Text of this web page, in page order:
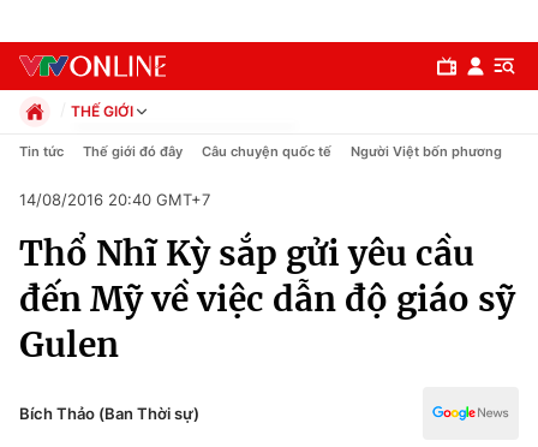
Chuyên mục
Chính trị
Xã hội
Pháp luật
THẾ GIỚI
Chính trị
Pháp luật
Kinh tế
Thể thao
Truyền hình
Văn hóa - Giải trí
Công nghệ
Tin tức Thế giới đó đây Câu chuyện quốc tế Người Việt bốn phương
14/08/2016 20:40 GMT+7
Thổ Nhĩ Kỳ sắp gửi yêu cầu
đến Mỹ về việc dẫn độ giáo sỹ
Gulen
Bích Thảo (Ban Thời sự)